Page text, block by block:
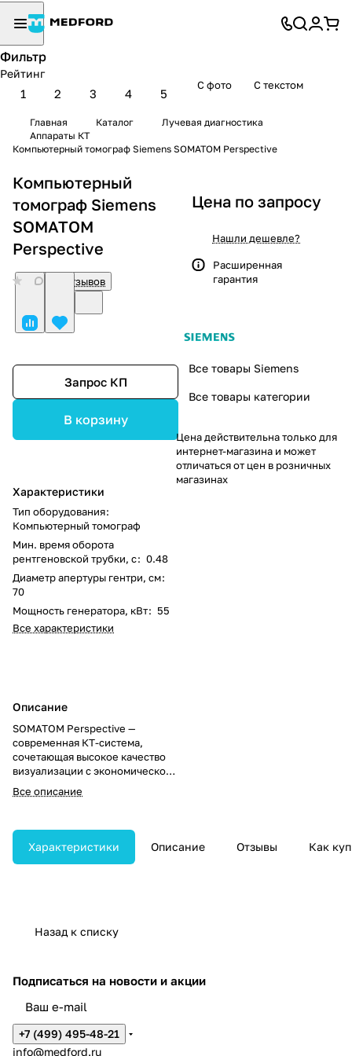
Фильтр
Рейтинг
1 2 3 4 5
С фото С текстом
Главная Каталог
Лучевая диагностика
Аппараты КТ
Компьютерный томограф Siemens SOMATOM Perspective
Компьютерный
томограф Siemens
SOMATOM
Perspective
Нет отзывов
Запрос КП
В корзину
Характеристики
Тип оборудования:
Компьютерный томограф
Мин. время оборота
рентгеновской трубки, с: 0.48
Диаметр апертуры гентри, см:
70
Мощность генератора, кВт: 55
Все характеристики
Описание
SOMATOM Perspective —
современная КТ-система,
сочетающая высокое качество
визуализации с экономической
эффективностью. Технология
SAFIRE обеспечивает снижение
диагностической точности, а
пакет функций eCockpit
оптимизирует
Все описание
Цена по запросу
Нашли дешевле?
Расширенная
гарантия
Все товары Siemens
Все товары категории
Цена действительна только для
интернет-магазина и может
отличаться от цен в розничных
магазинах
Характеристики Описание Отзывы Как
Назад к списку
Подписаться на новости и акции
+7 (499) 495-48-21
info@medford.ru